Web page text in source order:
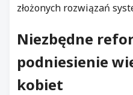
złożonych rozwiązań
Niezbędne
podniesienie
kobiet